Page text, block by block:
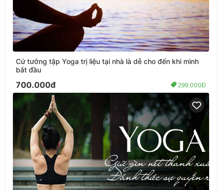
Cứ tưởng tập Yoga trị liệu tại nhà là dễ cho đến khi mình
bắt đầu
700.000đ 299.000Đ